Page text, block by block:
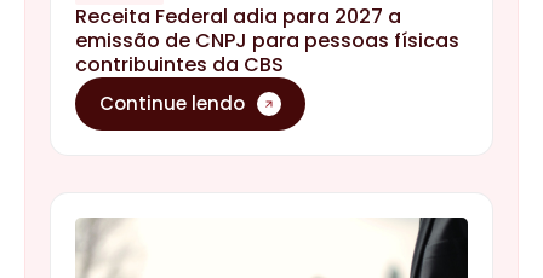
Receita Federal adia para 2027 a
emissão de CNPJ para pessoas físicas
contribuintes da CBS
Continue lendo